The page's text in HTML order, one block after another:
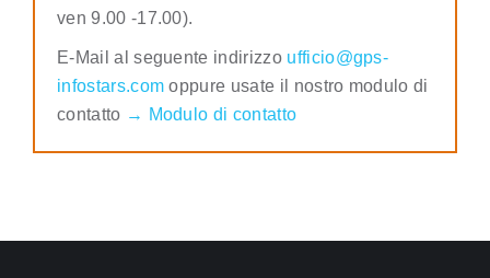
ven 9.00 -17.00).
E-Mail al seguente indirizzo ufficio@gps-
infostars.comoppure usate il nostro modulo di
contatto → Modulo di contatto